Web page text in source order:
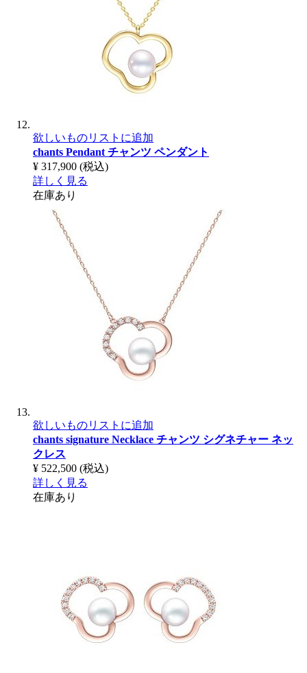
欲しいものリストに追加
chants Pendant チャンツ ペンダント
¥ 317,900 (税込)
詳しく見る
在庫あり
欲しいものリストに追加
chants signature Necklace チャンツ シグネチャー ネッ
クレス
¥ 522,500 (税込)
詳しく見る
在庫あり